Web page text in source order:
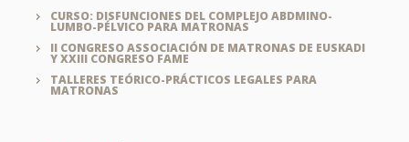
CURSO: DISFUNCIONES DEL COMPLEJO ABDMINO-
LUMBO-PÉLVICO PARA MATRONAS
II CONGRESO ASSOCIACIÓN DE MATRONAS DE EUSKADI
Y XXIII CONGRESO FAME
TALLERES TEÓRICO-PRÁCTICOS LEGALES PARA
MATRONAS